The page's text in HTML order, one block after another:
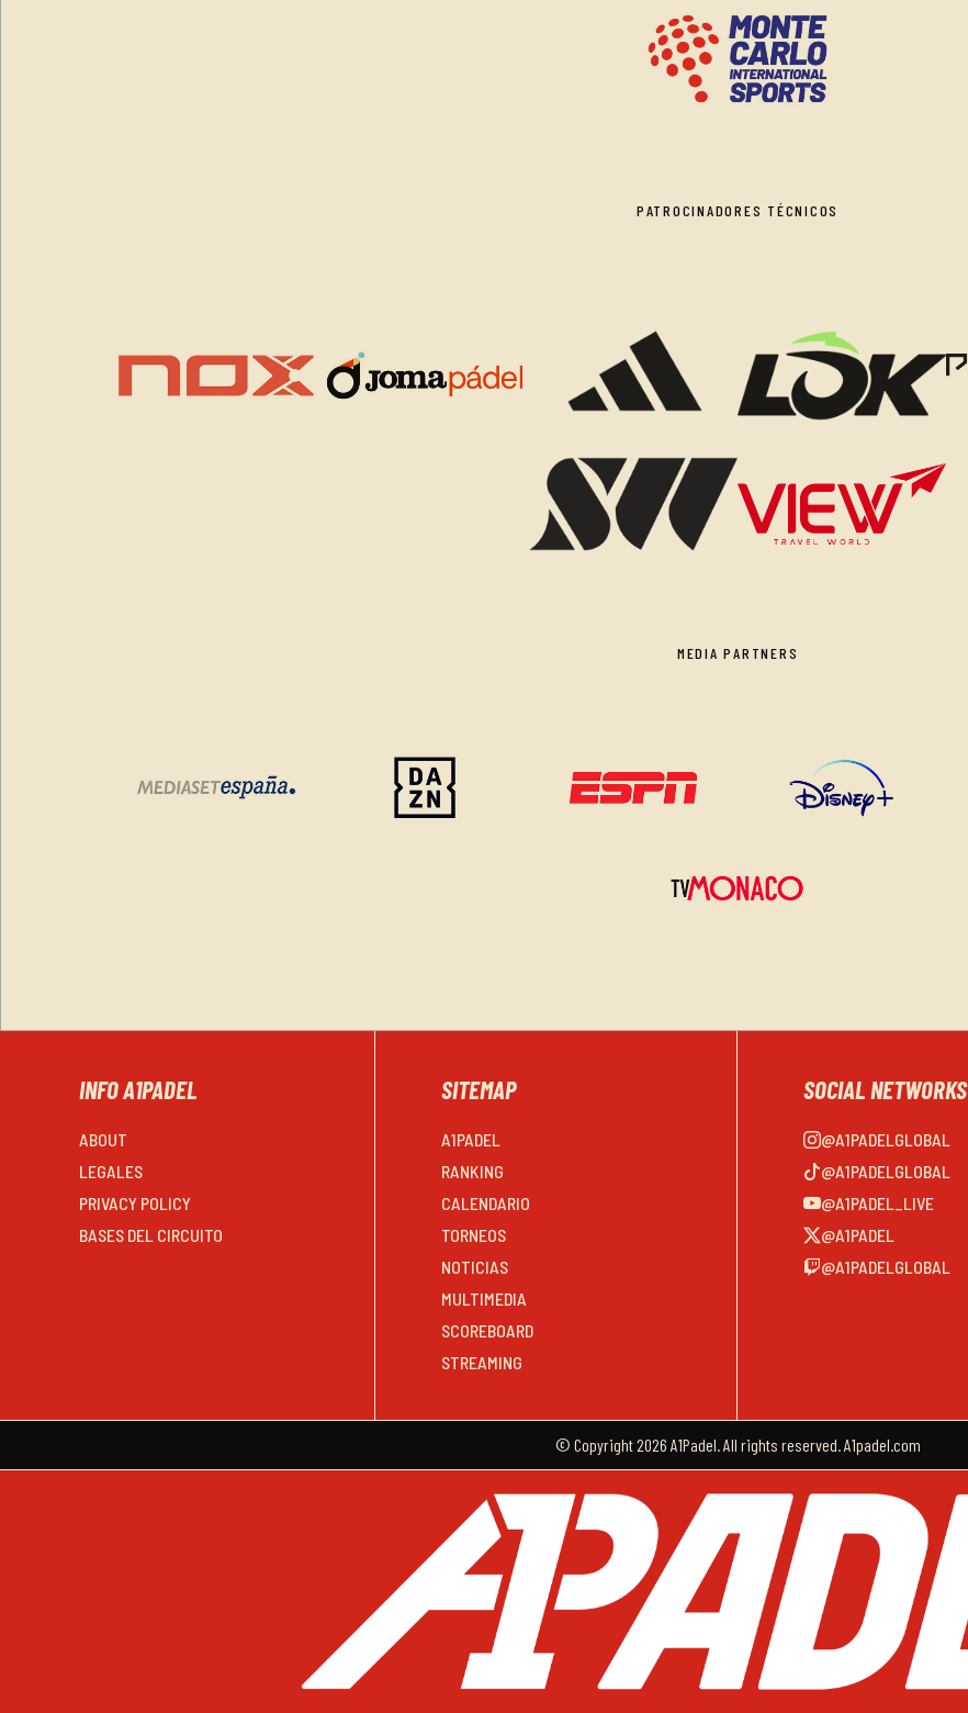
PATROCINADORES TÉCNICOS
MEDIA PARTNERS
INFO A1PADEL
ABOUT
LEGALES
PRIVACY POLICY
BASES DEL CIRCUITO
SITEMAP
A1PADEL
RANKING
CALENDARIO
TORNEOS
NOTICIAS
MULTIMEDIA
SCOREBOARD
STREAMING
SOCIAL NETWORKS
@A1PADELGLOBAL
@A1PADELGLOBAL
@A1PADEL_LIVE
@A1PADEL
@A1PADELGLOBAL
© Copyright 2026 A1Padel. All rights reserved. A1padel.com